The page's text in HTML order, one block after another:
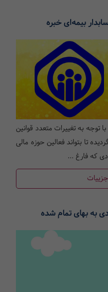
بیمه‌ای خبره
با توجه به تغییرات متعدد قوانین
تا بتواند فعالین حوزه مالی
که فارغ ...
به بهای تمام شده